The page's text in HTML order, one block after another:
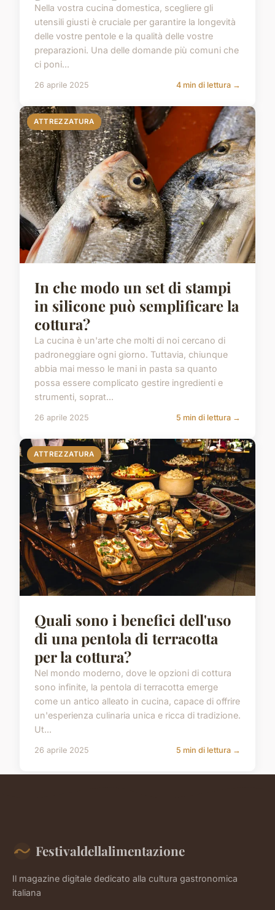
Nella vostra cucina domestica, scegliere gli
utensili giusti è cruciale per garantire la longevità
delle vostre pentole e la qualità delle vostre
preparazioni. Una delle domande più comuni che
ci poni...
26 aprile 2025 4 min di lettura →
ATTREZZATURA
In che modo un set di stampi
in silicone può semplificare la
cottura?
La cucina è un'arte che molti di noi cercano di
padroneggiare ogni giorno. Tuttavia, chiunque
abbia mai messo le mani in pasta sa quanto
possa essere complicato gestire ingredienti e
strumenti, soprat...
26 aprile 2025 5 min di lettura →
ATTREZZATURA
Quali sono i benefici dell'uso
di una pentola di terracotta
per la cottura?
Nel mondo moderno, dove le opzioni di cottura
sono infinite, la pentola di terracotta emerge
come un antico alleato in cucina, capace di offrire
un'esperienza culinaria unica e ricca di tradizione.
Ut...
26 aprile 2025 5 min di lettura →
Festivaldellalimentazione
Il magazine digitale dedicato alla cultura gastronomica
italiana